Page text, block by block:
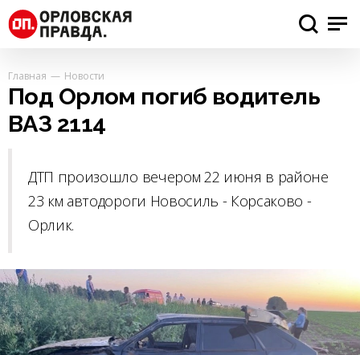
Главная Новости
Под Орлом погиб водитель
ВАЗ 2114
ДТП произошло вечером 22 июня в районе
23 км автодороги Новосиль - Корсаково -
Орлик.